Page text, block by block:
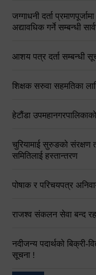
जग्गाधनी दर्ता
अद्यावधिक गर्ने सम्बन्धी
आशय पत्र दर्ता सम्बन्धी
शिक्षक सरुवा सहमतिका
हेटौंडा
चुरियामाई सुरुङको संरक्षण
समितिलाई हस्तान्तरण
पोषाक र परिचयपत्र
राजश्व संकलन सेवा बन्द
नदीजन्य पदार्थको बिक्री-
सूचना !